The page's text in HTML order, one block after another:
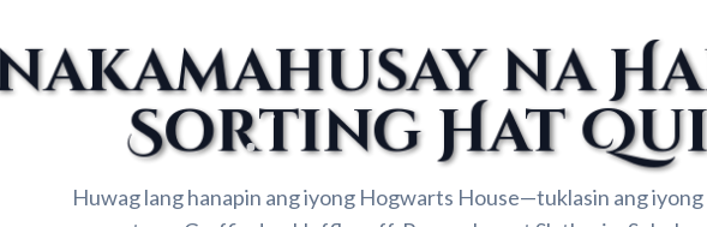
na
Sorting Hat
Huwag lang hanapin ang iyong Hogwarts House—tuklasin ang